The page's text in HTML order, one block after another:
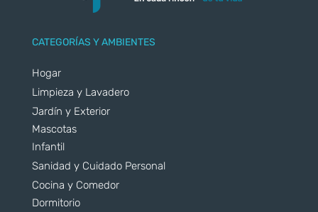
CATEGORÍAS Y AMBIENTES
Hogar
Limpieza y Lavadero
Jardín y Exterior
Mascotas
Infantil
Sanidad y Cuidado Personal
Cocina y Comedor
Dormitorio